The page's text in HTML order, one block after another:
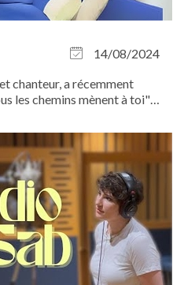
14/08/2024
chanteur, a récemment
les chemins mènent à toi".
et sincérité grâce à